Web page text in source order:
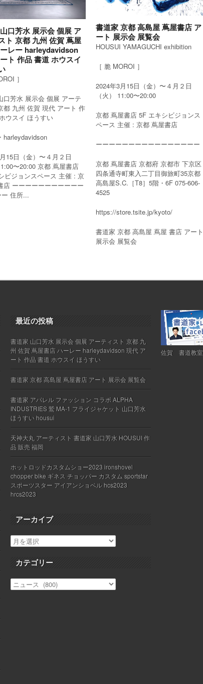
口芳水 展示会 個展 ア
ト 京都 九州 佐賀 蔦屋
レー harleydavidson
ト 作品 書道 ホウスイ
］
口芳水 展示会 個展 アーテ
都 九州 佐賀 現代 アート 作
ウスイ ほうすい
harleydavidson
15日（金）〜４月２日
〜20:00 京都 蔦屋書店
ビジョンスペース 主催 : 京
店 ーーーーーーーーーーー
住所...
書道家 京都 高島屋 蔦屋書店 ア
ート 展示会 展覧会
HOUSUI YAMAGUCHI exhibition
［ 脆 MOROI ］
2024年3月15日（金）〜４月２日
（火） 11:00〜20:00
京都 蔦屋書店 5F エキシビジョンス
ペース 主催 : 京都 蔦屋書店
ーーーーーーーーーーーーーーーー
京都 蔦屋書店 京都府 京都市 下京区
四条通寺町東入二丁目御旅町35京都
高島屋S.C.［T8］5階・6F 075-606-
4525
https://store.tsite.jp/kyoto/
書道家 京都 高島屋 蔦屋 書店 アート
展示会 展覧会
最近の投稿
書道家 山口芳水 展示会 個展 アーティスト 京都 九
州 佐賀 蔦屋書店 ハーレー harleydavidson 現代 ア
ート 作品 書道 ホウスイ ほうすい
書道家 京都 高島屋 蔦屋書店 アート 展示会 展覧会
書道家 アパレル ファッション コラボ ALPHA
INDUSTRIES 鷲 MA-1 フライジャケット 山口芳水
ほうすい housui
天神大丸 アーティスト 書道家 山口芳水 HOUSUI 作
品 販売 福岡
ホットロッドカスタムショー2023 ironshovel
chopper bike ギネス チョッパー カスタム sportstar
スポーツスター アイアンショベル hcs2023
hrcs2023
アーカイブ
カテゴリー
佐賀 書道教室